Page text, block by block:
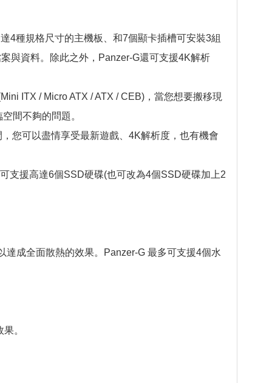
4種規格尺寸的主機板、和7個顯卡插槽可安裝3組
與資料。除此之外，Panzer-G還可支援4K解析
ITX / Micro ATX / ATX / CEB)，當您想要搬移現
間不夠的問題。
您可以盡情享受最新遊戲、4K解析度，也有機會
支援高達6個SSD硬碟(也可改為4個SSD硬碟加上2
成全面散熱的效果。Panzer-G 最多可支援4個水
。